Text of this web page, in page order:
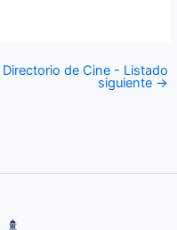
Directorio de Cine - Listado
siguiente →